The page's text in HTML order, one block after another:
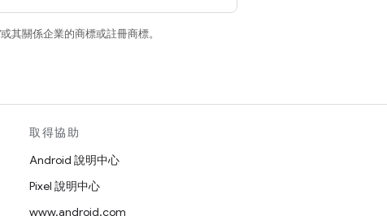
其關係企業的商標或註冊商標。
取得協助
Android 說明中心
Pixel 說明中心
www.android.com